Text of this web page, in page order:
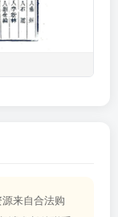
来自合法购